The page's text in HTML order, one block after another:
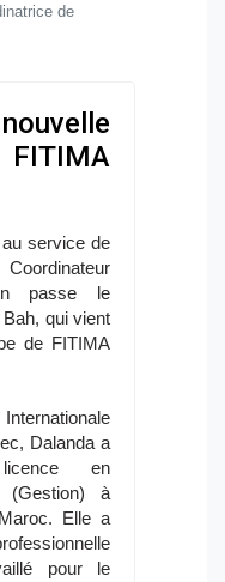
de
service de
passe le
qui vient
de FITIMA
Internationale
Dalanda a
en
(Gestion) à
Elle a
pour le